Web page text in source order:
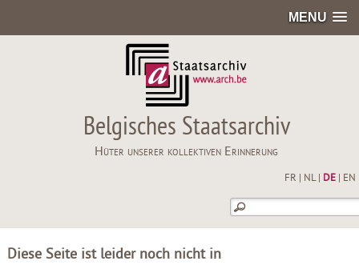
MENU
Belgisches Staatsarchiv
Hüter unserer kollektiven Erinnerung
FR NL| DE| EN
Diese Seite ist leider noch nicht in